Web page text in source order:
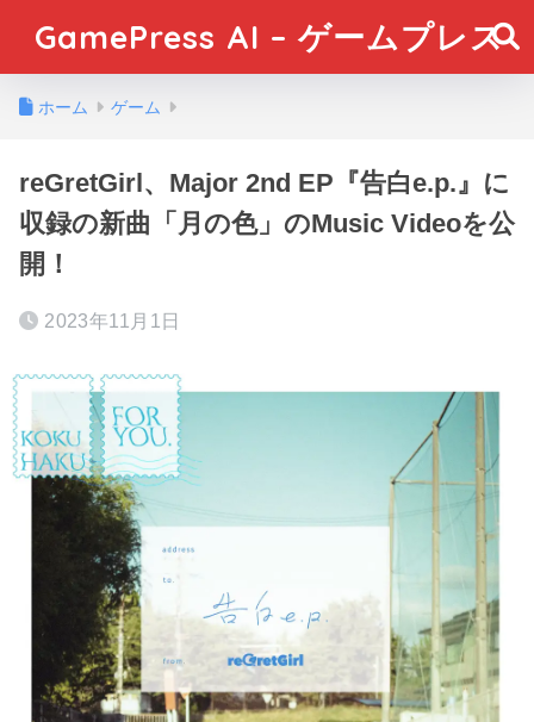
GamePress AI – ゲームプレス
ホーム ゲーム
reGretGirl、Major 2nd EP『告白e.p.』に
収録の新曲「月の色」のMusic Videoを公
開！
2023年11月1日